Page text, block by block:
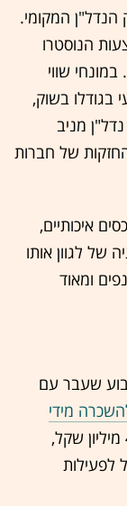
הנדל"ן המקומי.
הנוסטרו
שקל. במונחי שווי
בגודלו בשוק,
מניב
פי ההערכות גבוה בפי 2-3 מהחזקות של חברות
נכסים איכותיים,
של לגוון אותו
ומאוד
שעבר עם
להשכרה מידי
, בתמורה מוערכת של 451 מיליון שקל,
שקל לפעילות